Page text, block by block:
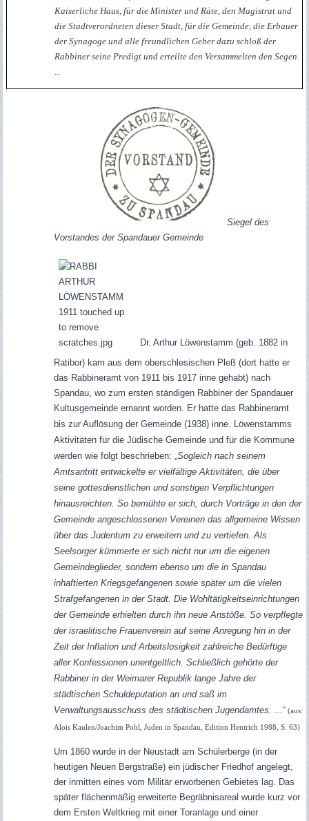
Kaiserliche Haus, für die Minister und Räte, den Magistrat und
die Stadtverordneten dieser Stadt, für die Gemeinde, die Erbauer
der Synagoge und alle freundlichen Geber dazu schloß der
Rabbiner seine Predigt und erteilte den Versammelten den Segen.
Siegel des
Vorstandes der Spandauer Gemeinde
Dr. Arthur Löwenstamm (geb. 1882 in
Ratibor) kam aus dem oberschlesischen Pleß (dort hatte er
das Rabbineramt von 1911 bis 1917 inne gehabt) nach
Spandau, wozum ersten ständigen Rabbiner der Spandauer
Kultusgemeinde ernannt worden. Er hatte das Rabbineramt
bis zur Auflösung der Gemeinde (1938) inne. Löwenstamms
Aktivitäten für die Jüdische Gemeinde und für die Kommune
werden wie folgt beschrieben: „ Sogleich nach seinem
Amtsantritt entwickelte er vielfältige Aktivitäten, die über
seine gottesdienstlichen und sonstigen Verpflichtungen
hinausreichten. So bemühte er sich, durch Vorträge in den der
Gemeinde angeschlossenen Vereinen das allgemeine Wissen
über das Judentum zu erweitern und zu vertiefen. Als
Seelsorger kümmerte er sich nicht nur um die eigenen
Gemeindeglieder, sondern ebenso um die in Spandau
inhaftierten Kriegsgefangenen sowie später um die vielen
Strafgefangenen in der Stadt. Die Wohltätigkeitseinrichtungen
der Gemeinde erhielten durch ihn neue Anstöße. So verpflegte
der israelitische Frauenverein auf seine Anregung hin in der
Zeit der Inflation und Arbeitslosigkeit zahlreiche Bedürftige
aller Konfessionen unentgeltlich. Schließlich gehörte der
Rabbiner in der Weimarer Republik lange Jahre der
städtischen Schuldeputation an und saß im
Verwaltungsausschuss des städtischen Jugendamtes. ... “ (aus:
Alois Kaulen/Joachim Pohl, Juden in Spandau, Edition Hentrich 1988, S. 63)
Um 1860 wurde in der Neustadt am Schülerberge (in der
heutigen Neuen Bergstraße) ein jüdischer Friedhof angelegt,
der inmitten eines vom Militär erworbenen Gebietes lag. Das
später flächenmäßig erweiterte Begräbnisareal wurde kurz vor
dem Ersten Weltkrieg mit einer Toranlage und einer